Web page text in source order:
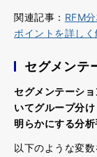
関連記事： RFM
ポイントを詳しく
セグメンテ
セグメンテーシ
いてグループ分
明らかにする分
以下のような変